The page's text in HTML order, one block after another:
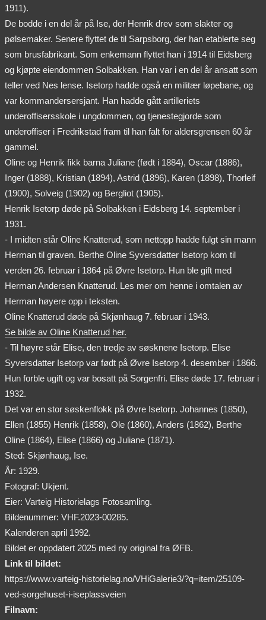
1911).
De bodde i en del år på Ise, der Henrik drev som slakter og
pølsemaker. Senere flyttet de til Sarpsborg, der han etablerte seg
som brusfabrikant. Som enkemann flyttet han i 1914 til Eidsberg
og kjøpte eiendommen Solbakken. Han var i en del år ansatt som
teller ved Nes lense. Isetorp hadde også en militær løpebane, og
var kommandersersjant. Han hadde gått artilleriets
underoffisersskole i ungdommen, og tjenestegjorde som
underoffiser i Fredrikstad fram til han falt for aldersgrensen 60 år
gammel.
Oline og Henrik fikk barna Juliane (født i 1884), Oscar (1886),
Inger (1888), Kristian (1894), Astrid (1896), Karen (1898), Thorleif
(1900), Solveig (1902) og Bergliot (1905).
Henrik Isetorp døde på Solbakken i Eidsberg 14. september i
1931.
- I midten står Oline Knatterud, som nettopp hadde fulgt sin mann
Herman til graven. Berthe Oline Syversdatter Isetorp kom til
verden 26. februar i 1864 på Øvre Isetorp. Hun ble gift med
Herman Andersen Knatterud. Les mer om henne i omtalen av
Herman høyere opp i teksten.
Oline Knatterud døde på Skjønhaug 7. februar i 1943.
Se bilde av Oline Knatterud her.
- Til høyre står Elise, den tredje av søsknene Isetorp. Elise
Syversdatter Isetorp var født på Øvre Isetorp 4. desember i 1866.
Hun forble ugift og var bosatt på Sorgenfri. Elise døde 17. februar i
1932.
Det var en stor søskenflokk på Øvre Isetorp. Johannes (1850),
Ellen (1855) Henrik (1858), Ole (1860), Anders (1862), Berthe
Oline (1864), Elise (1866) og Juliane (1871).
Sted: Skjønhaug, Ise.
År: 1929.
Fotograf: Ukjent.
Eier: Varteig Historielags Fotosamling.
Bildenummer: VHF.2023-00285.
Kalenderen april 1992.
Bildet er oppdatert 2025 med ny original fra ØFB.
Link til bildet:
https://www.varteig-historielag.no/VHiGalerie3/?q=item/25109-
ved-sorgehuset-i-iseplassveien
Filnavn: